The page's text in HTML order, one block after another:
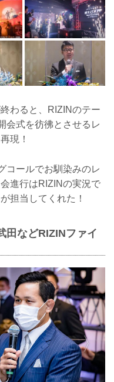
わると、RIZINのテー
会式を彷彿とさせるレ
現！
コールでお馴染みのレ
進行はRIZINの実況で
担当してくれた！
田などRIZINファイ